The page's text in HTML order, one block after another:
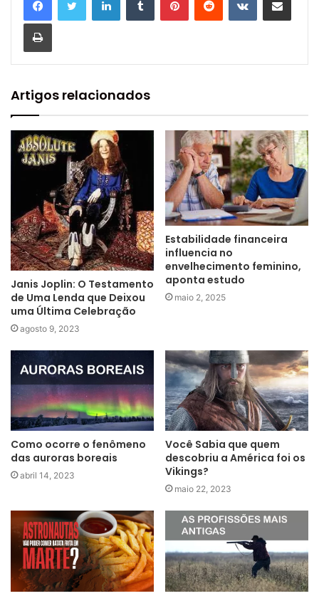
Artigos relacionados
Janis Joplin: O Testamento
de Uma Lenda que Deixou
uma Última Celebração
agosto 9, 2023
Estabilidade financeira
influencia no
envelhecimento feminino,
aponta estudo
maio 2, 2025
Como ocorre o fenômeno
das auroras boreais
abril 14, 2023
Você Sabia que quem
descobriu a América foi os
Vikings?
maio 22, 2023